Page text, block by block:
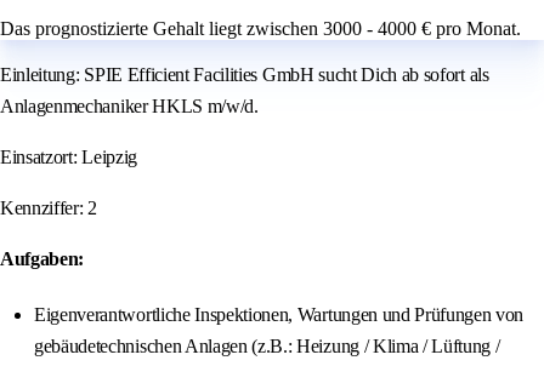
Das prognostizierte Gehalt liegt zwischen 3000 - 4000 € pro Monat.
Einleitung: SPIE Efficient Facilities GmbH sucht Dich ab sofort als
Anlagenmechaniker HKLS m/w/d.
Einsatzort: Leipzig
Kennziffer: 2
Aufgaben:
Eigenverantwortliche Inspektionen, Wartungen und Prüfungen von
gebäudetechnischen Anlagen (z.B.: Heizung / Klima / Lüftung /